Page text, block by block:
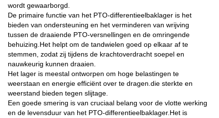
wordt gewaarborgd.
De primaire functie van het PTO-differentieelbaklager is het
bieden van ondersteuning en het verminderen van wrijving
tussen de draaiende PTO-versnellingen en de omringende
behuizing.Het helpt om de tandwielen goed op elkaar af te
stemmen, zodat zij tijdens de krachtoverdracht soepel en
nauwkeurig kunnen draaien.
Het lager is meestal ontworpen om hoge belastingen te
weerstaan en energie efficiënt over te dragen.die sterkte en
weerstand bieden tegen slijtage.
Een goede smering is van cruciaal belang voor de vlotte werking
en de levensduur van het PTO-differentieelbaklager.Het is